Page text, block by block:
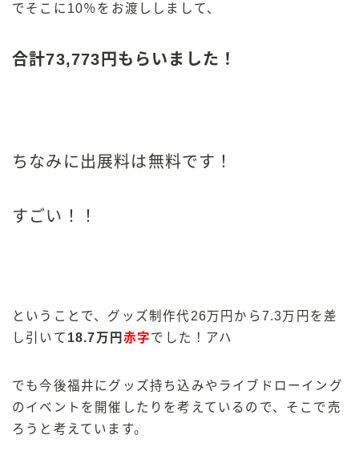
でそこに10％をお渡ししまして、
合計73,773円もらいました！
ちなみに出展料は無料です！
すごい！！
ということで、グッズ制作代26万円から7.3万円を差
し引いて 18.7万円赤字でした！アハ
でも今後福井にグッズ持ち込みやライブドローイング
のイベントを開催したりを考えているので、そこで売
ろうと考えています。